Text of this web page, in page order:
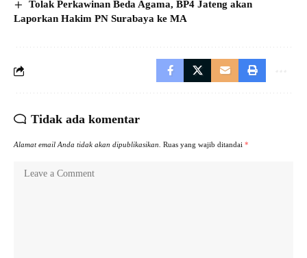
Tolak Perkawinan Beda Agama, BP4 Jateng akan
Laporkan Hakim PN Surabaya ke MA
Tidak ada komentar
Alamat email Anda tidak akan dipublikasikan. Ruas yang wajib ditandai *